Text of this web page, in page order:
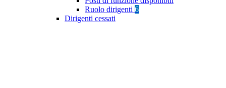
Ruolo dirigenti 6
Dirigenti cessati